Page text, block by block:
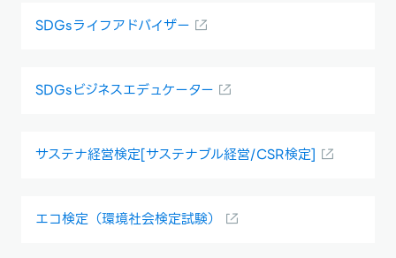
SDGsライフアドバイザー
SDGsビジネスエデュケーター
サステナ経営検定[サステナブル経営/CSR検定]
エコ検定（環境社会検定試験）